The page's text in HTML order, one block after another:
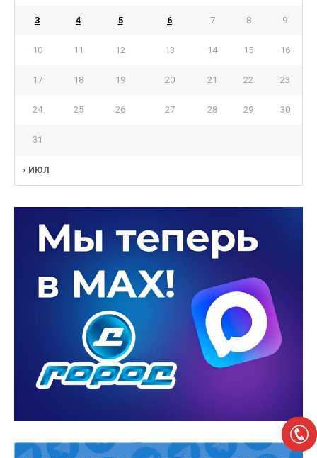
« ИЮЛ
3 4 5 6 7 8 9
10 11 12 13 14 15 16
17 18 19 20 21 22 23
24 25 26 27 28 29 30
31